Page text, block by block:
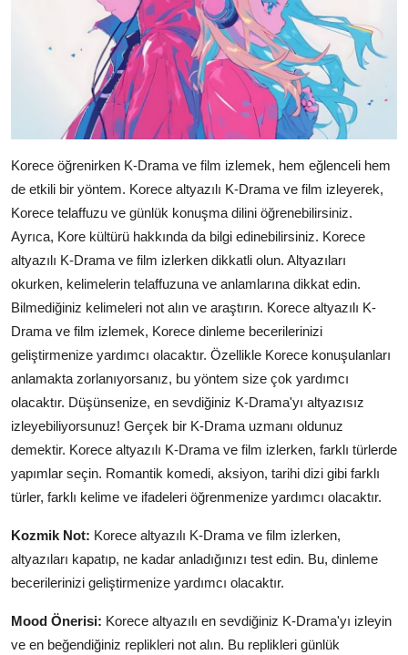
Korece öğrenirken K-Drama ve film izlemek, hem eğlenceli hem
de etkili bir yöntem. Korece altyazılı K-Drama ve film izleyerek,
Korece telaffuzu ve günlük konuşma dilini öğrenebilirsiniz.
Ayrıca, Kore kültürü hakkında da bilgi edinebilirsiniz. Korece
altyazılı K-Drama ve film izlerken dikkatli olun. Altyazıları
okurken, kelimelerin telaffuzuna ve anlamlarına dikkat edin.
Bilmediğiniz kelimeleri not alın ve araştırın. Korece altyazılı K-
Drama ve film izlemek, Korece dinleme becerilerinizi
geliştirmenize yardımcı olacaktır. Özellikle Korece konuşulanları
anlamakta zorlanıyorsanız, bu yöntem size çok yardımcı
olacaktır. Düşünsenize, en sevdiğiniz K-Drama'yı altyazısız
izleyebiliyorsunuz! Gerçek bir K-Drama uzmanı oldunuz
demektir. Korece altyazılı K-Drama ve film izlerken, farklı türlerde
yapımlar seçin. Romantik komedi, aksiyon, tarihi dizi gibi farklı
türler, farklı kelime ve ifadeleri öğrenmenize yardımcı olacaktır.
Kozmik Not: Korece altyazılı K-Drama ve film izlerken,
altyazıları kapatıp, ne kadar anladığınızı test edin. Bu, dinleme
becerilerinizi geliştirmenize yardımcı olacaktır.
Mood Önerisi: Korece altyazılı en sevdiğiniz K-Drama'yı izleyin
ve en beğendiğiniz replikleri not alın. Bu replikleri günlük